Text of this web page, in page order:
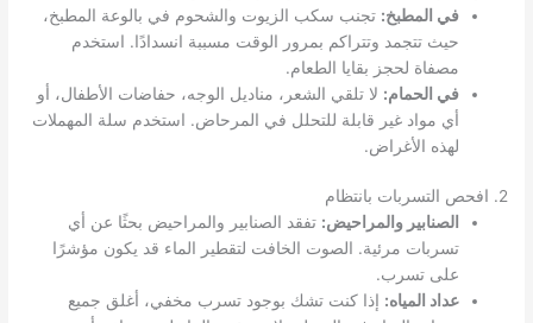
في المطبخ: تجنب سكب الزيوت والشحوم في بالوعة المطبخ،
حيث تتجمد وتتراكم بمرور الوقت مسببة انسدادًا. استخدم
مصفاة لحجز بقايا الطعام.
في الحمام: لا تلقي الشعر، مناديل الوجه، حفاضات الأطفال، أو
أي مواد غير قابلة للتحلل في المرحاض. استخدم سلة المهملات
لهذه الأغراض.
2. افحص التسربات بانتظام
الصنابير والمراحيض: تفقد الصنابير والمراحيض بحثًا عن أي
تسربات مرئية. الصوت الخافت لتقطير الماء قد يكون مؤشرًا
على تسرب.
عداد المياه: إذا كنت تشك بوجود تسرب مخفي، أغلق جميع